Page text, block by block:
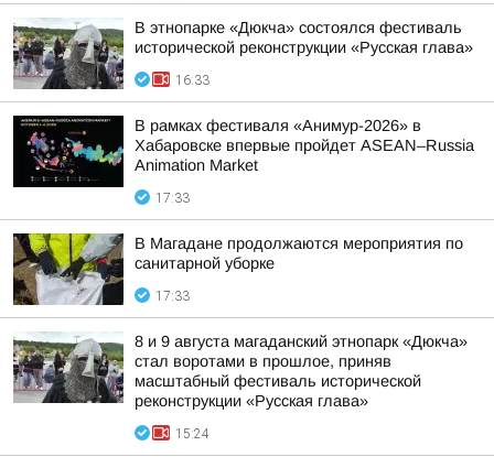
В этнопарке «Дюкча» состоялся фестиваль
исторической реконструкции «Русская глава»
16:33
В рамках фестиваля «Анимур-2026» в
Хабаровске впервые пройдет ASEAN–Russia
Animation Market
17:33
В Магадане продолжаются мероприятия по
санитарной уборке
17:33
8 и 9 августа магаданский этнопарк «Дюкча»
стал воротами в прошлое, приняв
масштабный фестиваль исторической
реконструкции «Русская глава»
15:24